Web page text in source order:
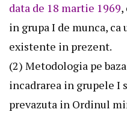
data de 18 martie 1969,
in grupa I de munca,
existente in prezent.
(2) Metodologia pe
incadrarea in grupele I
prevazuta in Ordinul